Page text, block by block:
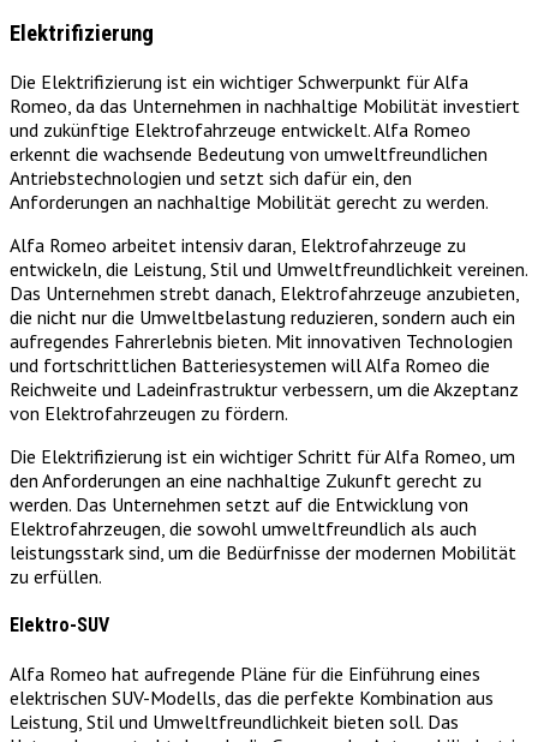
Elektrifizierung
Die Elektrifizierung ist ein wichtiger Schwerpunkt für Alfa
Romeo, da das Unternehmen in nachhaltige Mobilität investiert
und zukünftige Elektrofahrzeuge entwickelt. Alfa Romeo
erkennt die wachsende Bedeutung von umweltfreundlichen
Antriebstechnologien und setzt sich dafür ein, den
Anforderungen an nachhaltige Mobilität gerecht zu werden.
Alfa Romeo arbeitet intensiv daran, Elektrofahrzeuge zu
entwickeln, die Leistung, Stil und Umweltfreundlichkeit vereinen.
Das Unternehmen strebt danach, Elektrofahrzeuge anzubieten,
die nicht nur die Umweltbelastung reduzieren, sondern auch ein
aufregendes Fahrerlebnis bieten. Mit innovativen Technologien
und fortschrittlichen Batteriesystemen will Alfa Romeo die
Reichweite und Ladeinfrastruktur verbessern, um die Akzeptanz
von Elektrofahrzeugen zu fördern.
Die Elektrifizierung ist ein wichtiger Schritt für Alfa Romeo, um
den Anforderungen an eine nachhaltige Zukunft gerecht zu
werden. Das Unternehmen setzt auf die Entwicklung von
Elektrofahrzeugen, die sowohl umweltfreundlich als auch
leistungsstark sind, um die Bedürfnisse der modernen Mobilität
zu erfüllen.
Elektro-SUV
Alfa Romeo hat aufregende Pläne für die Einführung eines
elektrischen SUV-Modells, das die perfekte Kombination aus
Leistung, Stil und Umweltfreundlichkeit bieten soll. Das